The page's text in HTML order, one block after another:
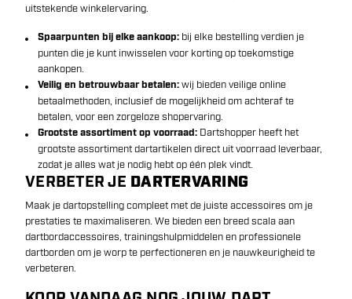
uitstekende winkelervaring.
Spaarpunten bij elke aankoop: bij elke bestelling verdien je
punten die je kunt inwisselen voor korting op toekomstige
aankopen.
Veilig en betrouwbaar betalen:wij bieden veilige online
betaalmethoden, inclusief de mogelijkheid om achteraf te
betalen, voor een zorgeloze shopervaring.
Grootste assortiment op voorraad: Dartshopper heeft het
grootste assortiment dartartikelen direct uit voorraad leverbaar,
zodat je alles wat je nodig hebt op één plek vindt.
VERBETER JE DARTERVARING
Maak je dartopstelling compleet met de juiste accessoires om je
prestaties te maximaliseren. We bieden een breed scala aan
dartbordaccessoires, trainingshulpmiddelen en professionele
dartborden om je worp te perfectioneren en je nauwkeurigheid te
verbeteren.